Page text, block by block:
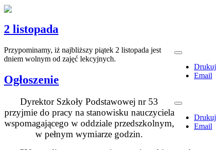
2 listopada
Drukuj
Email
Przypominamy, iż najbliższy piątek 2 listopada jest
dniem wolnym od zajęć lekcyjnych.
Ogłoszenie
Drukuj
Email
Dyrektor Szkoły Podstawowej nr 53
przyjmie do pracy na stanowisku nauczyciela
wspomagającego w oddziale przedszkolnym,
w pełnym wymiarze godzin.